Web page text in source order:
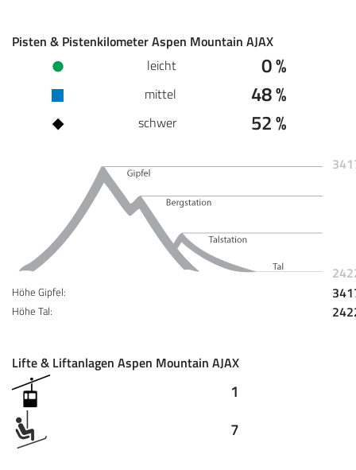
Pisten & Pistenkilometer Aspen Mountain AJAX
leicht
0 %
mittel 48 %
schwer 52 %
Höhe Gipfel:
Höhe Tal:
Lifte & Liftanlagen Aspen Mountain AJAX
1
7